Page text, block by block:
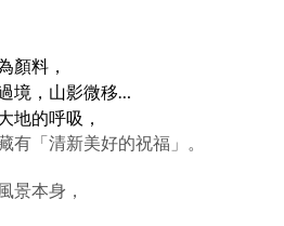
顏料，
境，山影微移…
地的呼吸，
有「清新美好的祝福」。
景本身，